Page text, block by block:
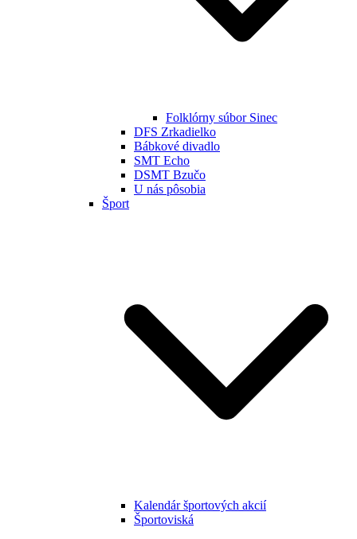
Folklórny súbor Sinec
DFS Zrkadielko
Bábkové divadlo
SMT Echo
DSMT Bzučo
U nás pôsobia
Šport
Kalendár športových akcií
Športoviská